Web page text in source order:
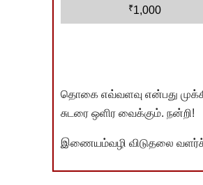
₹1,000
தொகை எவ்வளவு என்பது
சுடரை ஒளிர வைக்கும். நன்றி!
இணையம்வழி விடுதலை